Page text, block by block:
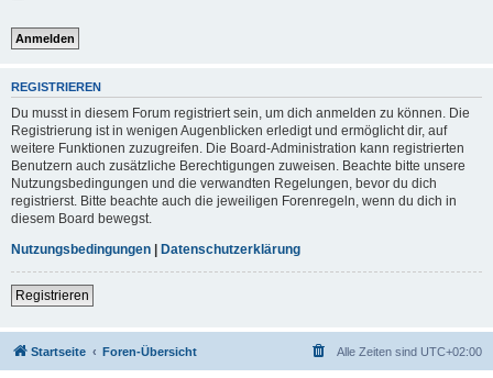
REGISTRIEREN
Du musst in diesem Forum registriert sein, um dich anmelden zu können. Die
Registrierung ist in wenigen Augenblicken erledigt und ermöglicht dir, auf
weitere Funktionen zuzugreifen. Die Board-Administration kann registrierten
Benutzern auch zusätzliche Berechtigungen zuweisen. Beachte bitte unsere
Nutzungsbedingungen und die verwandten Regelungen, bevor du dich
registrierst. Bitte beachte auch die jeweiligen Forenregeln, wenn du dich in
diesem Board bewegst.
Nutzungsbedingungen | Datenschutzerklärung
Registrieren
Startseite Foren-Übersicht Alle Zeiten sind UTC+02:00